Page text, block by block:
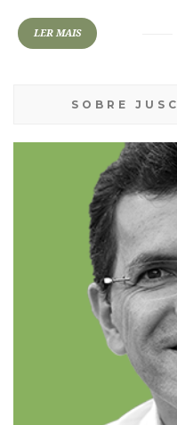
LER MAIS
SOBRE